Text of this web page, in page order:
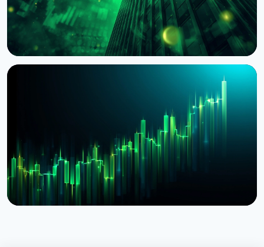
BlackRock токенизировал доступ к $311 млрд
денежных фондов Европы через Kinexys